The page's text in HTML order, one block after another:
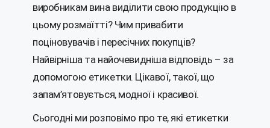
виробникам вина виділити свою продукцію в
цьому розмаїтті? Чим привабити
поціновувачів і пересічних покупців?
Найвірніша та найочевидніша відповідь – за
допомогою етикетки. Цікавої, такої, що
запам’ятовується, модної і красивої.
Сьогодні ми розповімо про те, які етикетки